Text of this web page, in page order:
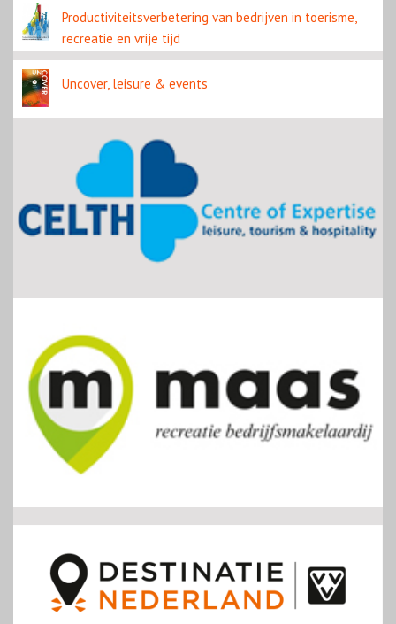
Productiviteitsverbetering van bedrijven in toerisme,
recreatie en vrije tijd
Uncover, leisure & events